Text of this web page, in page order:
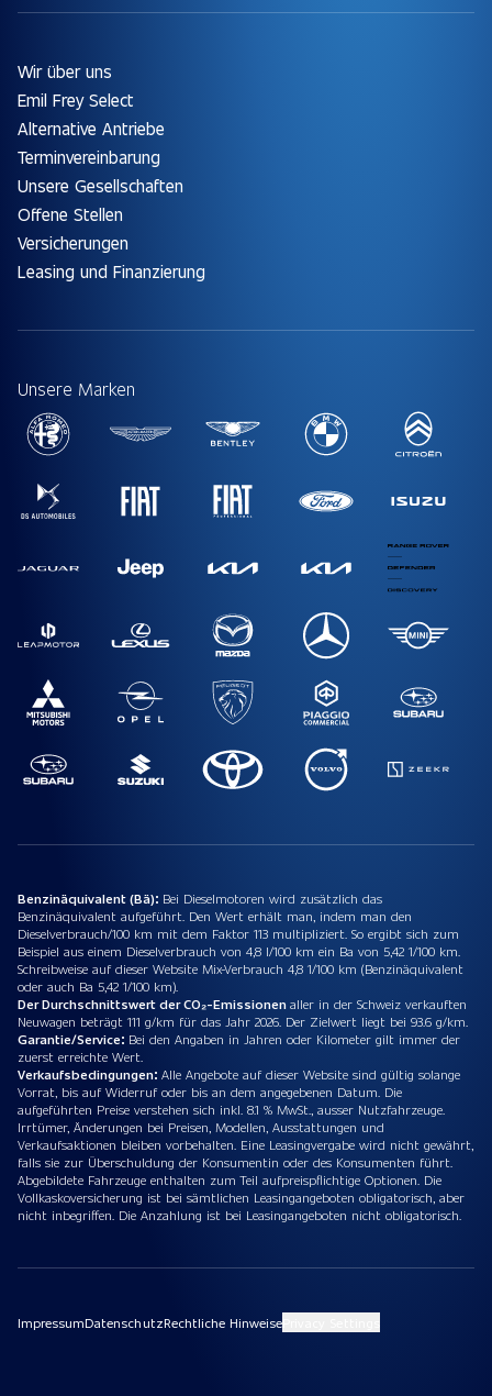
Wir über uns
Emil Frey Select
Alternative Antriebe
Terminvereinbarung
Unsere Gesellschaften
Offene Stellen
Versicherungen
Leasing und Finanzierung
Unsere Marken
Benzinäquivalent (Bä): Bei Dieselmotoren wird zusätzlich das
Benzinäquivalent aufgeführt. Den Wert erhält man, indem man den
Dieselverbrauch/100 km mit dem Faktor 113 multipliziert. So ergibt sich zum
Beispiel aus einem Dieselverbrauch von 4,8 l/100 km ein Ba von 5,42 1/100 km.
Schreibweise auf dieser Website Mix-Verbrauch 4,8 1/100 km (Benzinäquivalent
oder auch Ba 5,42 1/100 km).
Der Durchschnittswert der CO₂-Emissionenaller in der Schweiz verkauften
Neuwagen beträgt 111 g/km für das Jahr 2026. Der Zielwert liegt bei 93.6 g/km.
Garantie/Service: Bei den Angaben in Jahren oder Kilometer gilt immer der
zuerst erreichte Wert.
Verkaufsbedingungen: Alle Angebote auf dieser Website sind gültig solange
Vorrat, bis auf Widerruf oder bis an dem angegebenen Datum. Die
aufgeführten Preise verstehen sich inkl. 8.1 % MwSt., ausser Nutzfahrzeuge.
Irrtümer, Änderungen bei Preisen, Modellen, Ausstattungen und
Verkaufsaktionen bleiben vorbehalten. Eine Leasingvergabe wird nicht gewährt,
falls sie zur Überschuldung der Konsumentin oder des Konsumenten führt.
Abgebildete Fahrzeuge enthalten zum Teil aufpreispflichtige Optionen. Die
Vollkaskoversicherung ist bei sämtlichen Leasingangeboten obligatorisch, aber
nicht inbegriffen. Die Anzahlung ist bei Leasingangeboten nicht obligatorisch.
ImpressumDatenschutzRechtliche Hinweise